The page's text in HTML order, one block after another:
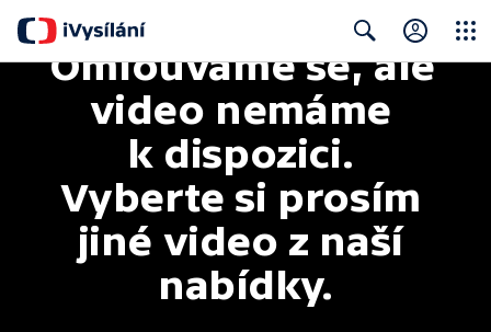
Search
Omlouváme se, ale
video nemáme
k dispozici.
Vyberte si prosím
jiné video z naší
nabídky.